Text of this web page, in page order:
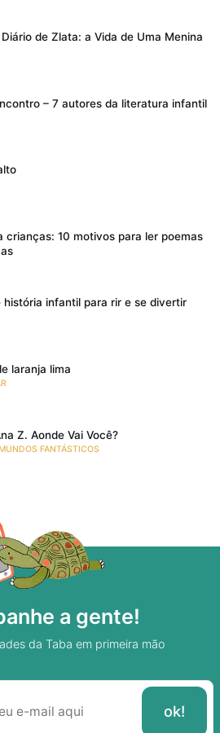
Diário de Zlata: a Vida de Uma Menina
– 7 autores da literatura infantil
crianças: 10 motivos para ler poemas
história infantil para rir e se divertir
laranja lima
Z. Aonde Vai Você?
FANTÁSTICOS
a gente!
da Taba em primeira mão